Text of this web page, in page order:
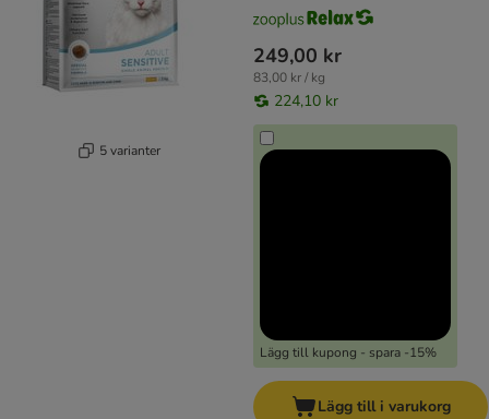
5 varianter
249,00 kr
83,00 kr / kg
224,10 kr
Lägg till kupong - spara -15%
Lägg till i varukorg